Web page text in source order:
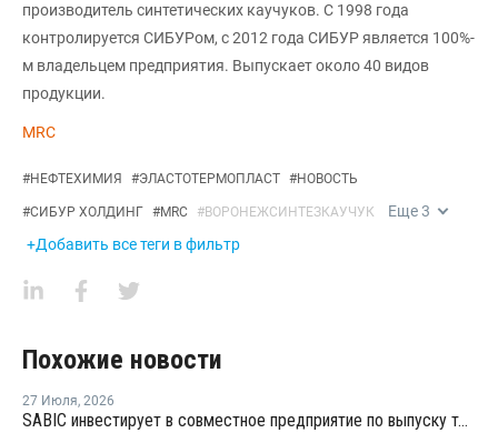
производитель синтетических каучуков. С 1998 года
контролируется СИБУРом, с 2012 года СИБУР является 100%-
м владельцем предприятия. Выпускает около 40 видов
продукции.
MRC
#НЕФТЕХИМИЯ #ЭЛАСТОТЕРМОПЛАСТ #НОВОСТЬ
#СИБУР ХОЛДИНГ #MRC #ВОРОНЕЖСИНТЕЗКАУЧУК Еще3
+Добавить все теги в фильтр
Похожие новости
27 Июля, 2026
SABIC инвестирует в совместное предприятие по выпуску термопластов в Китае